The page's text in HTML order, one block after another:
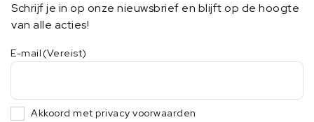
Schrijf je in op onze nieuwsbrief en blijft op de hoogte
van alle acties!
E-mail (Vereist)
Akkoord met privacy voorwaarden